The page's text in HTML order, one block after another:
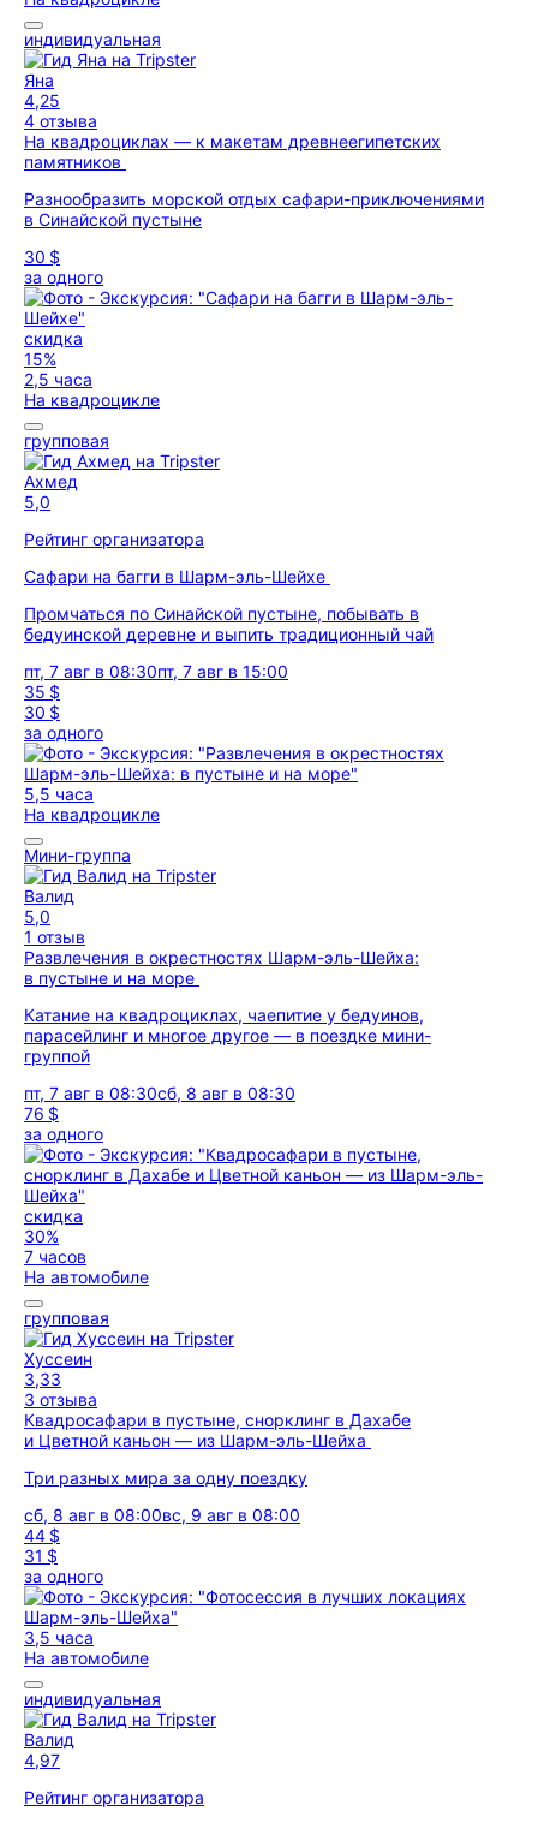
индивидуальная
Яна
4,25
4 отзыва
На квадроциклах — к макетам древнеегипетских
памятников
Разнообразить морской отдых сафари-приключениями
в Синайской пустыне
30 $
за одного
скидка
15%
2,5 часа
На квадроцикле
групповая
Ахмед
5,0
Рейтинг организатора
Сафари на багги в Шарм-эль-Шейхе
Промчаться по Синайской пустыне, побывать в
бедуинской деревне и выпить традиционный чай
пт, 7 авг в 08:30пт, 7 авг в 15:00
35 $
30 $
за одного
5,5 часа
На квадроцикле
Мини-группа
Валид
5,0
1 отзыв
Развлечения в окрестностях Шарм-эль-Шейха:
в пустыне и на море
Катание на квадроциклах, чаепитие у бедуинов,
парасейлинг и многое другое — в поездке мини-
группой
пт, 7 авг в 08:30сб, 8 авг в 08:30
76 $
за одного
скидка
30%
7 часов
На автомобиле
групповая
Хуссеин
3,33
3 отзыва
Квадросафари в пустыне, снорклинг в Дахабе
и Цветной каньон — из Шарм-эль-Шейха
Три разных мира за одну поездку
сб, 8 авг в 08:00вс, 9 авг в 08:00
44 $
31 $
за одного
3,5 часа
На автомобиле
индивидуальная
Валид
4,97
Рейтинг организатора